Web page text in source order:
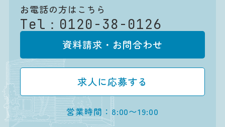
お電話の方はこちら
Tel： 0120-38-0126
資料請求・お問合わせ
求人に応募する
営業時間：8:00〜19:00